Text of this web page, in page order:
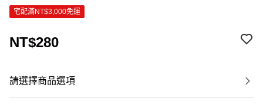
宅配滿NT$3,000免運
NT$280
請選擇商品選項